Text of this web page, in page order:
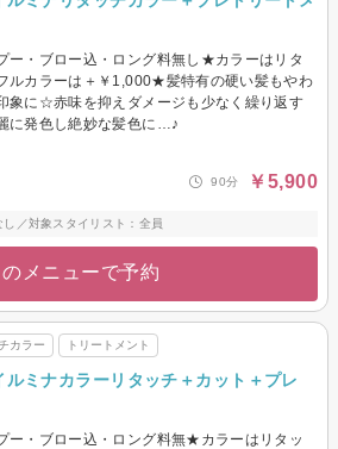
ー・ブロー込・ロング料無し★カラーはリタ
ルカラーは＋￥1,000★髪特有の硬い髪もやわ
象に☆赤味を抑えダメージも少なく繰り返す
に発色し絶妙な髪色に…♪
90分 ￥5,900
／対象スタイリスト：全員
のメニューで予約
カラー トリートメント
ミナカラーリタッチ＋カット＋プレ
ー・ブロー込・ロング料無★カラーはリタッ